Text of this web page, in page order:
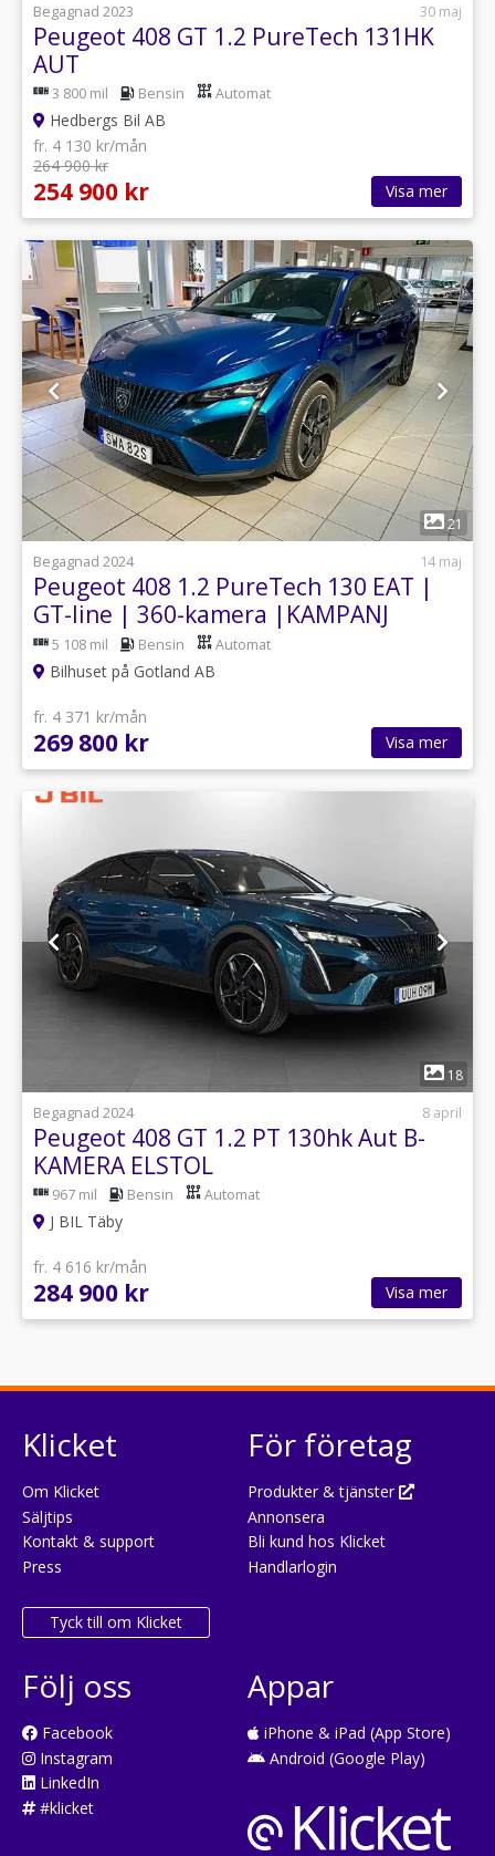
Begagnad 2023
30 maj
Peugeot 408 GT 1.2 PureTech 131HK
AUT
3 800 mil Bensin Automat
Hedbergs Bil AB
fr. 4 130 kr/mån
264 900 kr
254 900 kr Visa mer
1
21
Begagnad 2024
14 maj
Peugeot 408 1.2 PureTech 130 EAT |
GT-line | 360-kamera |KAMPANJ
5 108 mil Bensin Automat
Bilhuset på Gotland AB
fr. 4 371 kr/mån
269 800 kr Visa mer
18
Begagnad 2024
8 april
Peugeot 408 GT 1.2 PT 130hk Aut B-
KAMERA ELSTOL
967 mil Bensin Automat
J BIL Täby
fr. 4 616 kr/mån
284 900 kr Visa mer
Klicket
Om Klicket
Säljtips
Kontakt & support
Press
Tyck till om Klicket
För företag
Produkter & tjänster
Annonsera
Bli kund hos Klicket
Handlarlogin
Följ oss
Facebook
Instagram
LinkedIn
#klicket
Appar
iPhone & iPad (App Store)
Android (Google Play)